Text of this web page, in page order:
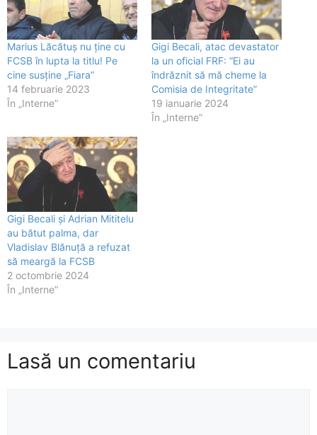
Marius Lăcătuș nu ține cu
FCSB în lupta la titlu! Pe
cine susține „Fiara”
14 februarie 2023
În „Interne”
Gigi Becali, atac devastator
la un oficial FRF: “Ei au
îndrăznit să mă cheme la
Comisia de Integritate”
19 ianuarie 2024
În „Interne”
Gigi Becali și Adrian Mititelu
au bătut palma, dar
Vladislav Blănuță a refuzat
să meargă la FCSB
2 octombrie 2024
În „Interne”
Lasă un comentariu